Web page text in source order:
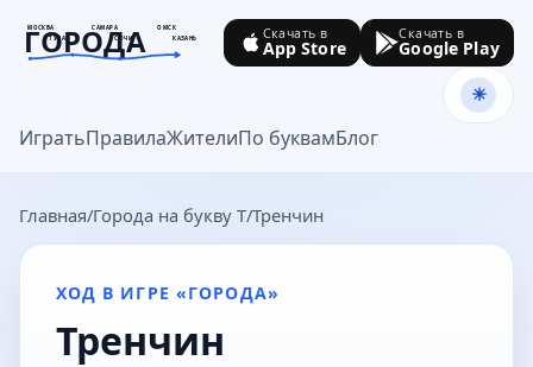
МОСКВА САМАРА
ОМСК
ТУЛА
СОЧИ КАЗАНЬ
ГОРОДА
goroda-na.ru
ИгратьПравилаЖителиПо буквамБлог
Скачать в
App Store
Скачать в
Google Play
Главная Города на букву Т Тренчин
ХОД В ИГРЕ «ГОРОДА»
Тренчин